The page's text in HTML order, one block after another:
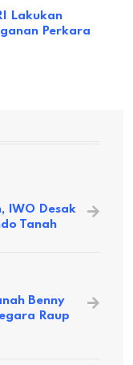
Lakukan
Perkara
IWO Desak
Tanah
Benny
Raup